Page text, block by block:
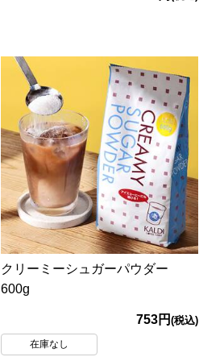
クリーミーシュガーパウダー
600g
753円 (税込)
在庫なし